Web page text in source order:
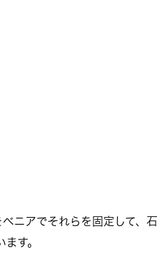
ニアでそれらを固定して、
す。